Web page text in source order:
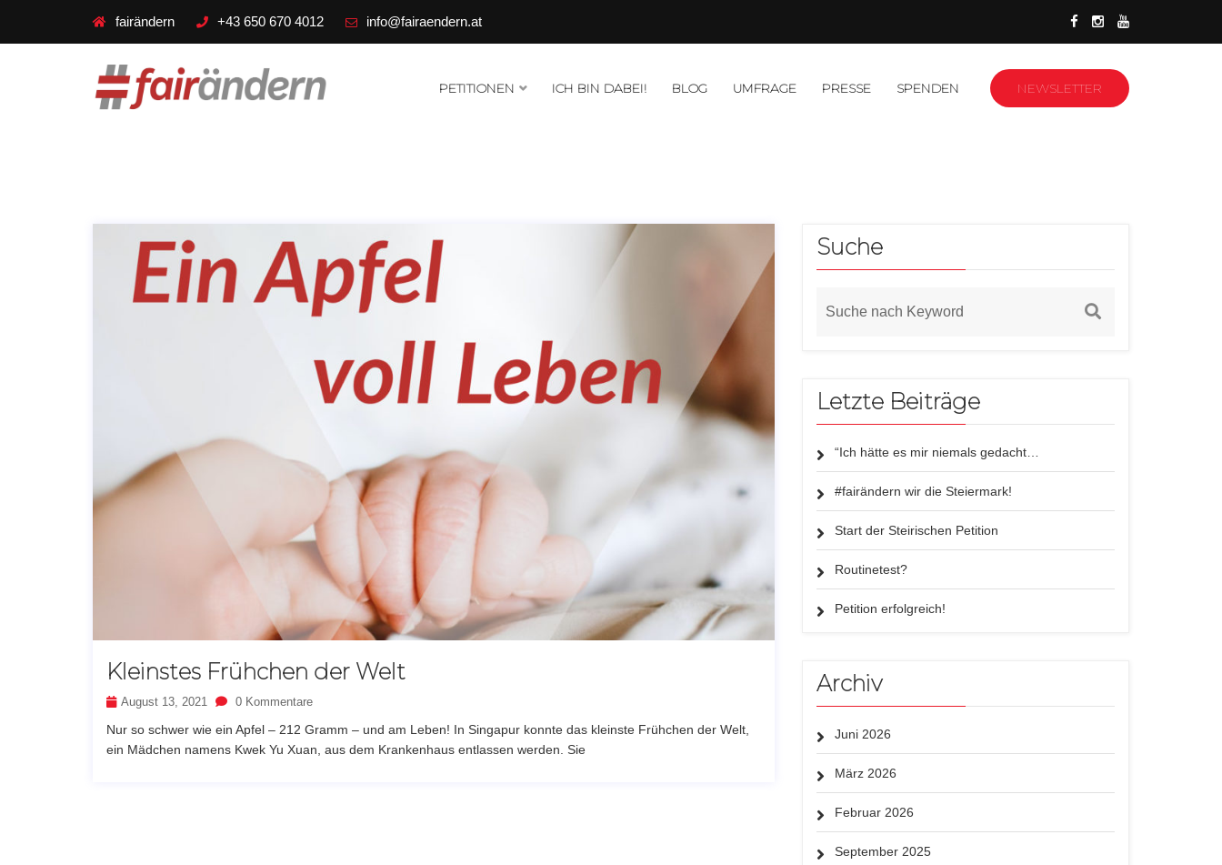
fairändern +43 650 670 4012 info@fairaendern.at
PETITIONEN ICH BIN DABEI! BLOG UMFRAGE PRESSE SPENDEN NEWSLETTER
Kleinstes Frühchen der Welt
August 13, 2021 0 Kommentare
Nur so schwer wie ein Apfel – 212 Gramm – und am Leben! In Singapur konnte das kleinste Frühchen der Welt,
ein Mädchen namens Kwek Yu Xuan, aus dem Krankenhaus entlassen werden. Sie
Suche
Letzte Beiträge
“Ich hätte es mir niemals gedacht…
#fairändern wir die Steiermark!
Start der Steirischen Petition
Routinetest?
Petition erfolgreich!
Archiv
Juni 2026
März 2026
Februar 2026
September 2025